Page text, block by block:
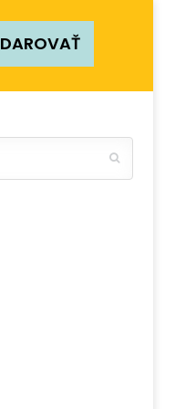
DAROVAŤ